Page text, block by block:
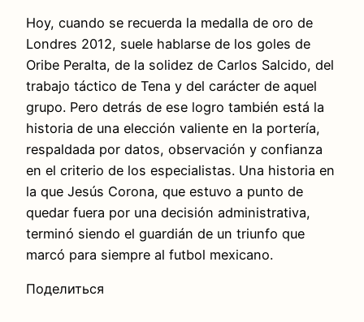
Hoy, cuando se recuerda la medalla de oro de
Londres 2012, suele hablarse de los goles de
Oribe Peralta, de la solidez de Carlos Salcido, del
trabajo táctico de Tena y del carácter de aquel
grupo. Pero detrás de ese logro también está la
historia de una elección valiente en la portería,
respaldada por datos, observación y confianza
en el criterio de los especialistas. Una historia en
la que Jesús Corona, que estuvo a punto de
quedar fuera por una decisión administrativa,
terminó siendo el guardián de un triunfo que
marcó para siempre al futbol mexicano.
Поделиться